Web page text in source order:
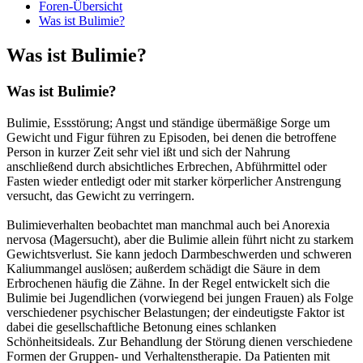
Foren-Übersicht
Was ist Bulimie?
Was ist Bulimie?
Was ist Bulimie?
Bulimie, Essstörung; Angst und ständige übermäßige Sorge um
Gewicht und Figur führen zu Episoden, bei denen die betroffene
Person in kurzer Zeit sehr viel ißt und sich der Nahrung
anschließend durch absichtliches Erbrechen, Abführmittel oder
Fasten wieder entledigt oder mit starker körperlicher Anstrengung
versucht, das Gewicht zu verringern.
Bulimieverhalten beobachtet man manchmal auch bei Anorexia
nervosa (Magersucht), aber die Bulimie allein führt nicht zu starkem
Gewichtsverlust. Sie kann jedoch Darmbeschwerden und schweren
Kaliummangel auslösen; außerdem schädigt die Säure in dem
Erbrochenen häufig die Zähne. In der Regel entwickelt sich die
Bulimie bei Jugendlichen (vorwiegend bei jungen Frauen) als Folge
verschiedener psychischer Belastungen; der eindeutigste Faktor ist
dabei die gesellschaftliche Betonung eines schlanken
Schönheitsideals. Zur Behandlung der Störung dienen verschiedene
Formen der Gruppen- und Verhaltenstherapie. Da Patienten mit